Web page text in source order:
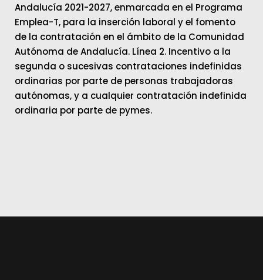
Andalucía 2021-2027, enmarcada en el Programa
Emplea-T, para la inserción laboral y el fomento
de la contratación en el ámbito de la Comunidad
Autónoma de Andalucía. Línea 2. Incentivo a la
segunda o sucesivas contrataciones indefinidas
ordinarias por parte de personas trabajadoras
autónomas, y a cualquier contratación indefinida
ordinaria por parte de pymes.